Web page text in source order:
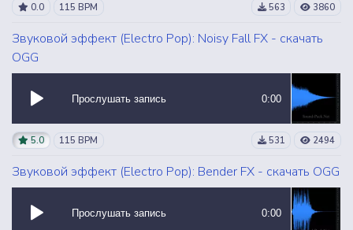
0.0 115 BPM 563 3860
Звуковой эффект (Electro Pop): Noisy Fall FX - скачать
OGG
Прослушать запись 0:00
5.0 115 BPM 531 2494
Звуковой эффект (Electro Pop): Bender FX - скачать OGG
Прослушать запись 0:00